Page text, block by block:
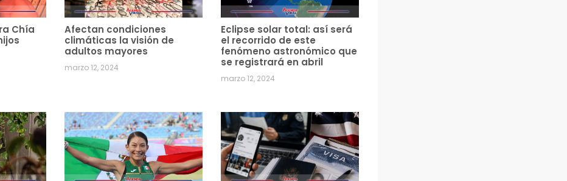
Chía
Afectan condiciones
climáticas la visión de
adultos mayores
marzo 12, 2024
Eclipse solar total: así será
el recorrido de este
fenómeno astronómico que
se registrará en abril
marzo 12, 2024